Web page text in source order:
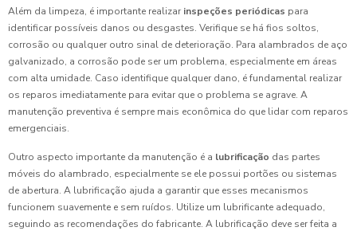
Além da limpeza, é importante realizar inspeções periódicas para
identificar possíveis danos ou desgastes. Verifique se há fios soltos,
corrosão ou qualquer outro sinal de deterioração. Para alambrados de aço
galvanizado, a corrosão pode ser um problema, especialmente em áreas
com alta umidade. Caso identifique qualquer dano, é fundamental realizar
os reparos imediatamente para evitar que o problema se agrave. A
manutenção preventiva é sempre mais econômica do que lidar com reparos
emergenciais.
Outro aspecto importante da manutenção é a lubrificação das partes
móveis do alambrado, especialmente se ele possui portões ou sistemas
de abertura. A lubrificação ajuda a garantir que esses mecanismos
funcionem suavemente e sem ruídos. Utilize um lubrificante adequado,
seguindo as recomendações do fabricante. A lubrificação deve ser feita a